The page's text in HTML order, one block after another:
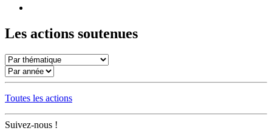
Les actions soutenues
Toutes les actions
Suivez-nous !